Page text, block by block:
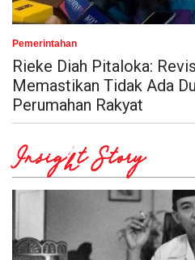
Pemerintahan
Rieke Diah Pitaloka:
Memastikan Tidak Ada
Perumahan Rakyat
Insight Story